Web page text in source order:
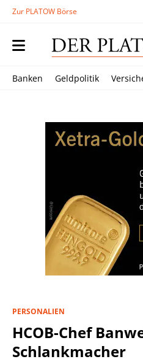
Zur PLATOW Börse
Banken Geldpolitik
PERSONALIEN
HCOB-Chef
Schlankmacher